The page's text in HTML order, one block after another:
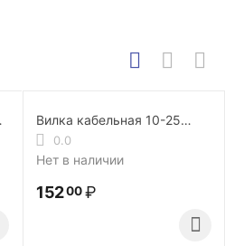
Вилка кабельная 10-25
ISQ0070
0.0
Нет в наличии
15200 ₽